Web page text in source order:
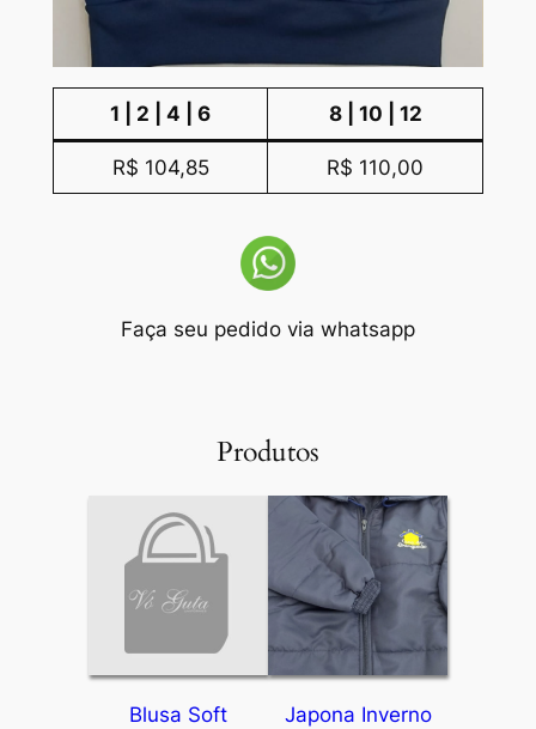
1 | 2 | 4 | 6 8 | 10 | 12
R$ 104,85 R$ 110,00
Faça seu pedido via whatsapp
Produtos
Blusa Soft Japona Inverno